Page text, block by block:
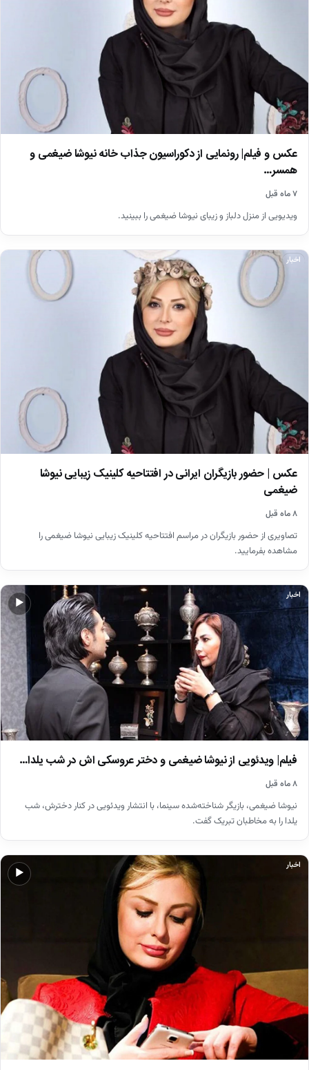
عکس و فیلم| رونمایی از دکوراسیون جذاب خانه نیوشا ضیغمی و
همسر…
۷ ماه قبل
ویدیویی از منزل دلباز و زیبای نیوشا ضیغمی را ببینید.
اخبار
عکس | حضور بازیگران ایرانی در افتتاحیه کلینیک زیبایی نیوشا
ضیغمی
۸ ماه قبل
تصاویری از حضور بازیگران در مراسم افتتاحیه کلینیک زیبایی نیوشا ضیغمی را
مشاهده بفرمایید.
▶
اخبار
فیلم| ویدئویی از نیوشا ضیغمی و دختر عروسکی اش در شب یلدا…
۸ ماه قبل
نیوشا ضیغمی، بازیگر شناخته‌شده سینما، با انتشار ویدئویی در کنار دخترش، شب
یلدا را به مخاطبان تبریک گفت.
▶
اخبار